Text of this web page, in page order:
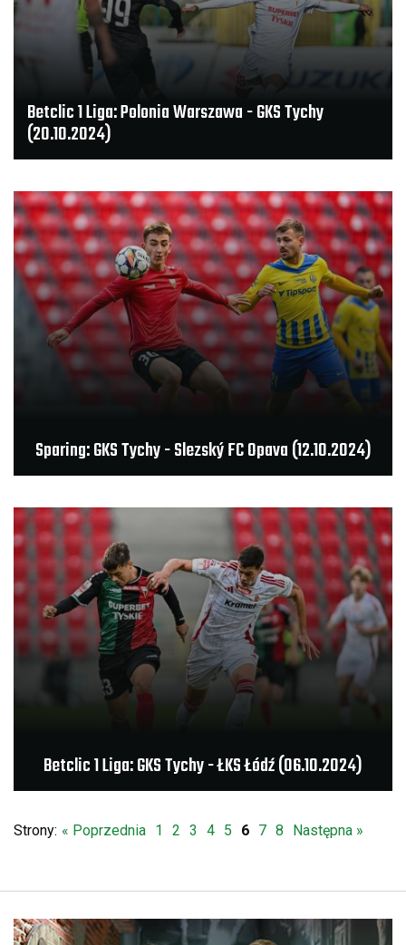
Betclic 1 Liga: Polonia Warszawa - GKS Tychy
(20.10.2024)
Sparing: GKS Tychy - Slezský FC Opava (12.10.2024)
Betclic 1 Liga: GKS Tychy - ŁKS Łódź (06.10.2024)
Strony: « Poprzednia 1 2 3 4 5 6 7 8 Następna »